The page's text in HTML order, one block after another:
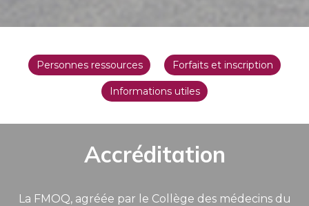
Personnes ressources Forfaits et inscription
Informations utiles
Accréditation
La FMOQ, agréée par le Collège des médecins du